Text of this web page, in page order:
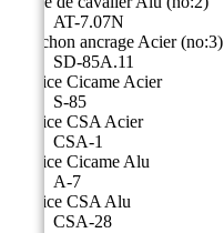
AT-7.07N
Manchon ancrage Acier (no:3)
SD-85A.11
Matrice Cicame Acier
S-85
Matrice CSA Acier
CSA-1
Matrice Cicame Alu
A-7
Matrice CSA Alu
CSA-28